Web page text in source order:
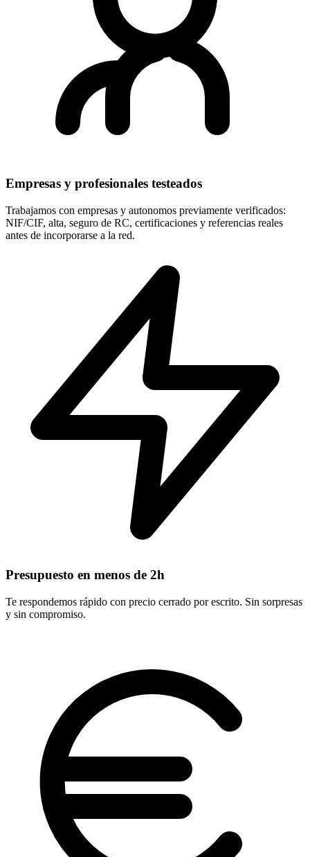
Empresas y profesionales testeados
Trabajamos con empresas y autonomos previamente verificados:
NIF/CIF, alta, seguro de RC, certificaciones y referencias reales
antes de incorporarse a la red.
Presupuesto en menos de 2h
Te respondemos rápido con precio cerrado por escrito. Sin sorpresas
y sin compromiso.